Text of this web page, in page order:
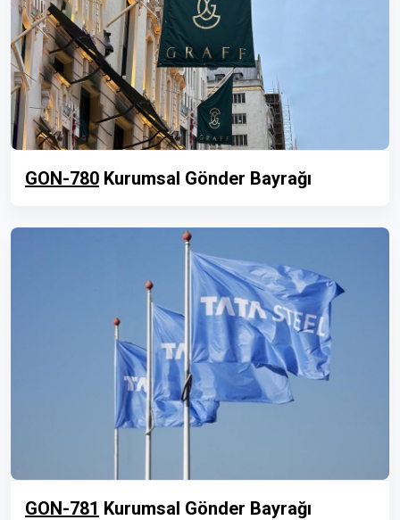
GON-780 Kurumsal Gönder Bayrağı
GON-781 Kurumsal Gönder Bayrağı